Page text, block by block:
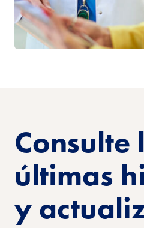
Consulte
últimas
y